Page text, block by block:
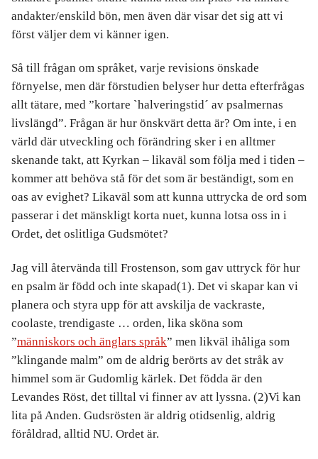
andakter/enskild bön, men även där visar det sig att vi
först väljer dem vi känner igen.
Så till frågan om språket, varje revisions önskade
förnyelse, men där förstudien belyser hur detta efterfrågas
allt tätare, med ”kortare `halveringstid´ av psalmernas
livslängd”. Frågan är hur önskvärt detta är? Om inte, i en
värld där utveckling och förändring sker i en alltmer
skenande takt, att Kyrkan – likaväl som följa med i tiden –
kommer att behöva stå för det som är beständigt, som en
oas av evighet? Likaväl som att kunna uttrycka de ord som
passerar i det mänskligt korta nuet, kunna lotsa oss in i
Ordet, det oslitliga Gudsmötet?
Jag vill återvända till Frostenson, som gav uttryck för hur
en psalm är född och inte skapad(1). Det vi skapar kan vi
planera och styra upp för att avskilja de vackraste,
coolaste, trendigaste … orden, lika sköna som
”människors och änglars språk” men likväl ihåliga som
”klingande malm” om de aldrig berörts av det stråk av
himmel som är Gudomlig kärlek. Det födda är den
Levandes Röst, det tilltal vi finner av att lyssna. (2)Vi kan
lita på Anden. Gudsrösten är aldrig otidsenlig, aldrig
föråldrad, alltid NU. Ordet är.